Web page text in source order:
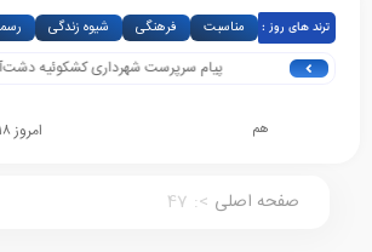
ترند های روز : مناسبت فرهنگی شیوه زندگی
خبری
پیام سرپرست شهرداری کشکوئیه
هم امروز ۱۸ مرداد ۱۴۰۵
صفحه اصلی >
:
47